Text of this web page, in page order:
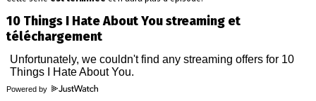
10 Things I Hate About You streaming et
téléchargement
Powered by